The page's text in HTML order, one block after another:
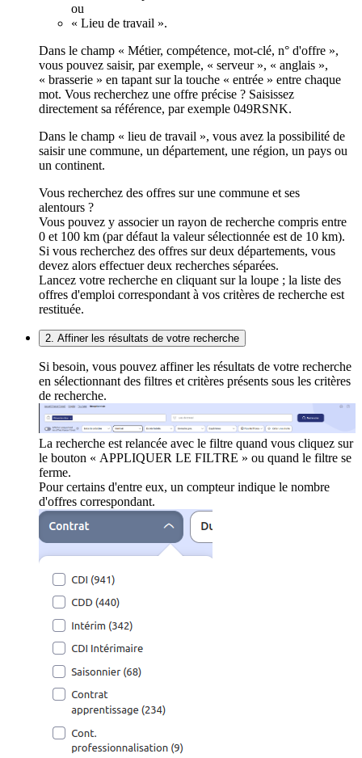
ou
« Lieu de travail ».
Dans le champ « Métier, compétence, mot-clé, n° d'offre »,
vous pouvez saisir, par exemple, « serveur », « anglais »,
« brasserie » en tapant sur la touche « entrée » entre chaque
mot. Vous recherchez une offre précise ? Saisissez
directement sa référence, par exemple 049RSNK.
Dans le champ « lieu de travail », vous avez la possibilité de
saisir une commune, un département, une région, un pays ou
un continent.
Vous recherchez des offres sur une commune et ses
alentours ?
Vous pouvez y associer un rayon de recherche compris entre
0 et 100 km (par défaut la valeur sélectionnée est de 10 km).
Si vous recherchez des offres sur deux départements, vous
devez alors effectuer deux recherches séparées.
Lancez votre recherche en cliquant sur la loupe ; la liste des
offres d'emploi correspondant à vos critères de recherche est
restituée.
2. Affiner les résultats de votre recherche
Si besoin, vous pouvez affiner les résultats de votre recherche
en sélectionnant des filtres et critères présents sous les critères
de recherche.
La recherche est relancée avec le filtre quand vous cliquez sur
le bouton « APPLIQUER LE FILTRE » ou quand le filtre se
ferme.
Pour certains d'entre eux, un compteur indique le nombre
d'offres correspondant.